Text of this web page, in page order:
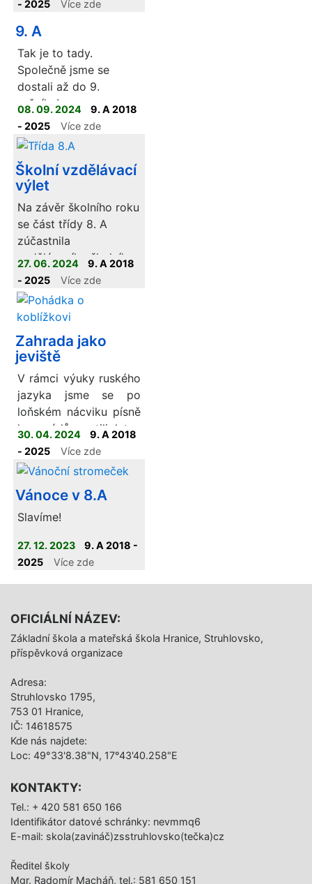
vlastní komiks.
- 2025
Více zde
9. A
Tak je to tady.
Společně jsme se
dostali až do 9.
ročníku!
08. 09. 2024
9. A 2018
- 2025
Více zde
Školní vzdělávací
výlet
Na závěr školního roku
se část třídy 8. A
zúčastnila
vzdělávacího školního
výletu.
27. 06. 2024
9. A 2018
- 2025
Více zde
Zahrada jako
jeviště
V rámci výuky ruského
jazyka jsme se po
loňském nácviku písně
kamarádů pustili letos
do pohádky O
koblížkovi.
30. 04. 2024
9. A 2018
- 2025
Více zde
Vánoce v 8.A
Slavíme!
27. 12. 2023
9. A 2018 -
2025
Více zde
OFICIÁLNÍ NÁZEV:
Základní škola a mateřská škola Hranice, Struhlovsko,
příspěvková organizace
Adresa:
Struhlovsko 1795,
753 01 Hranice,
IČ: 14618575
Kde nás najdete:
Loc: 49°33'8.38"N, 17°43'40.258"E
KONTAKTY:
Tel.: + 420 581 650 166
Identifikátor datové schránky: nevmmq6
E-mail: skola(zavináč)zsstruhlovsko(tečka)cz
Ředitel školy
Mgr. Radomír Macháň, tel.: 581 650 151